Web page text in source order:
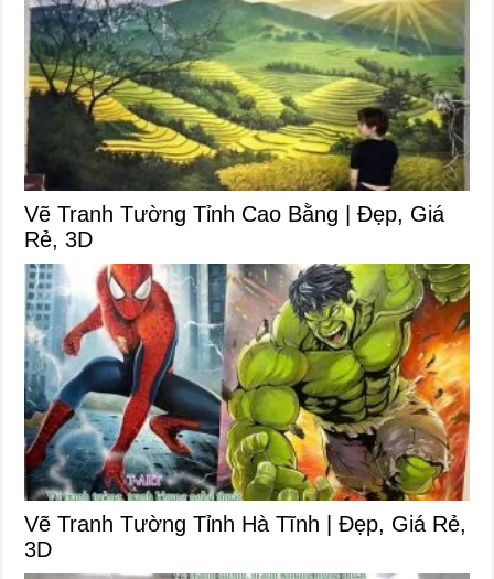
Vẽ Tranh Tường Tỉnh Cao Bằng | Đẹp, Giá
Rẻ, 3D
Vẽ Tranh Tường Tỉnh Hà Tĩnh | Đẹp, Giá Rẻ,
3D